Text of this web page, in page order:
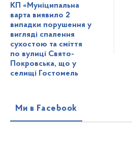
КП «Муніципальна
варта виявило 2
випадки порушення у
вигляді спалення
сухостою та сміття
по вулиці Свято-
Покровська, що у
селищі Гостомель
Ми в Facebook